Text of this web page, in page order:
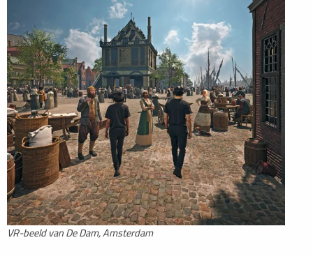
VR-beeld van De Dam, Amsterdam